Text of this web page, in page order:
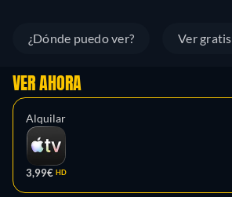
¿Dónde puedo ver? Ver gratis
VER AHORA
Alquilar
3,99€ HD